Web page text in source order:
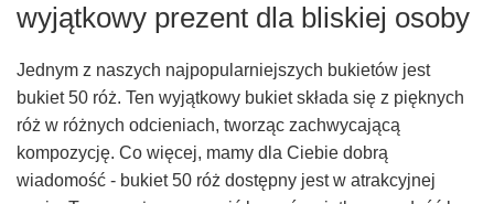
wyjątkowy prezent dla bliskiej osoby
Jednym z naszych najpopularniejszych bukietów jest
bukiet 50 róż. Ten wyjątkowy bukiet składa się z pięknych
róż w różnych odcieniach, tworząc zachwycającą
kompozycję. Co więcej, mamy dla Ciebie dobrą
wiadomość - bukiet 50 róż dostępny jest w atrakcyjnej